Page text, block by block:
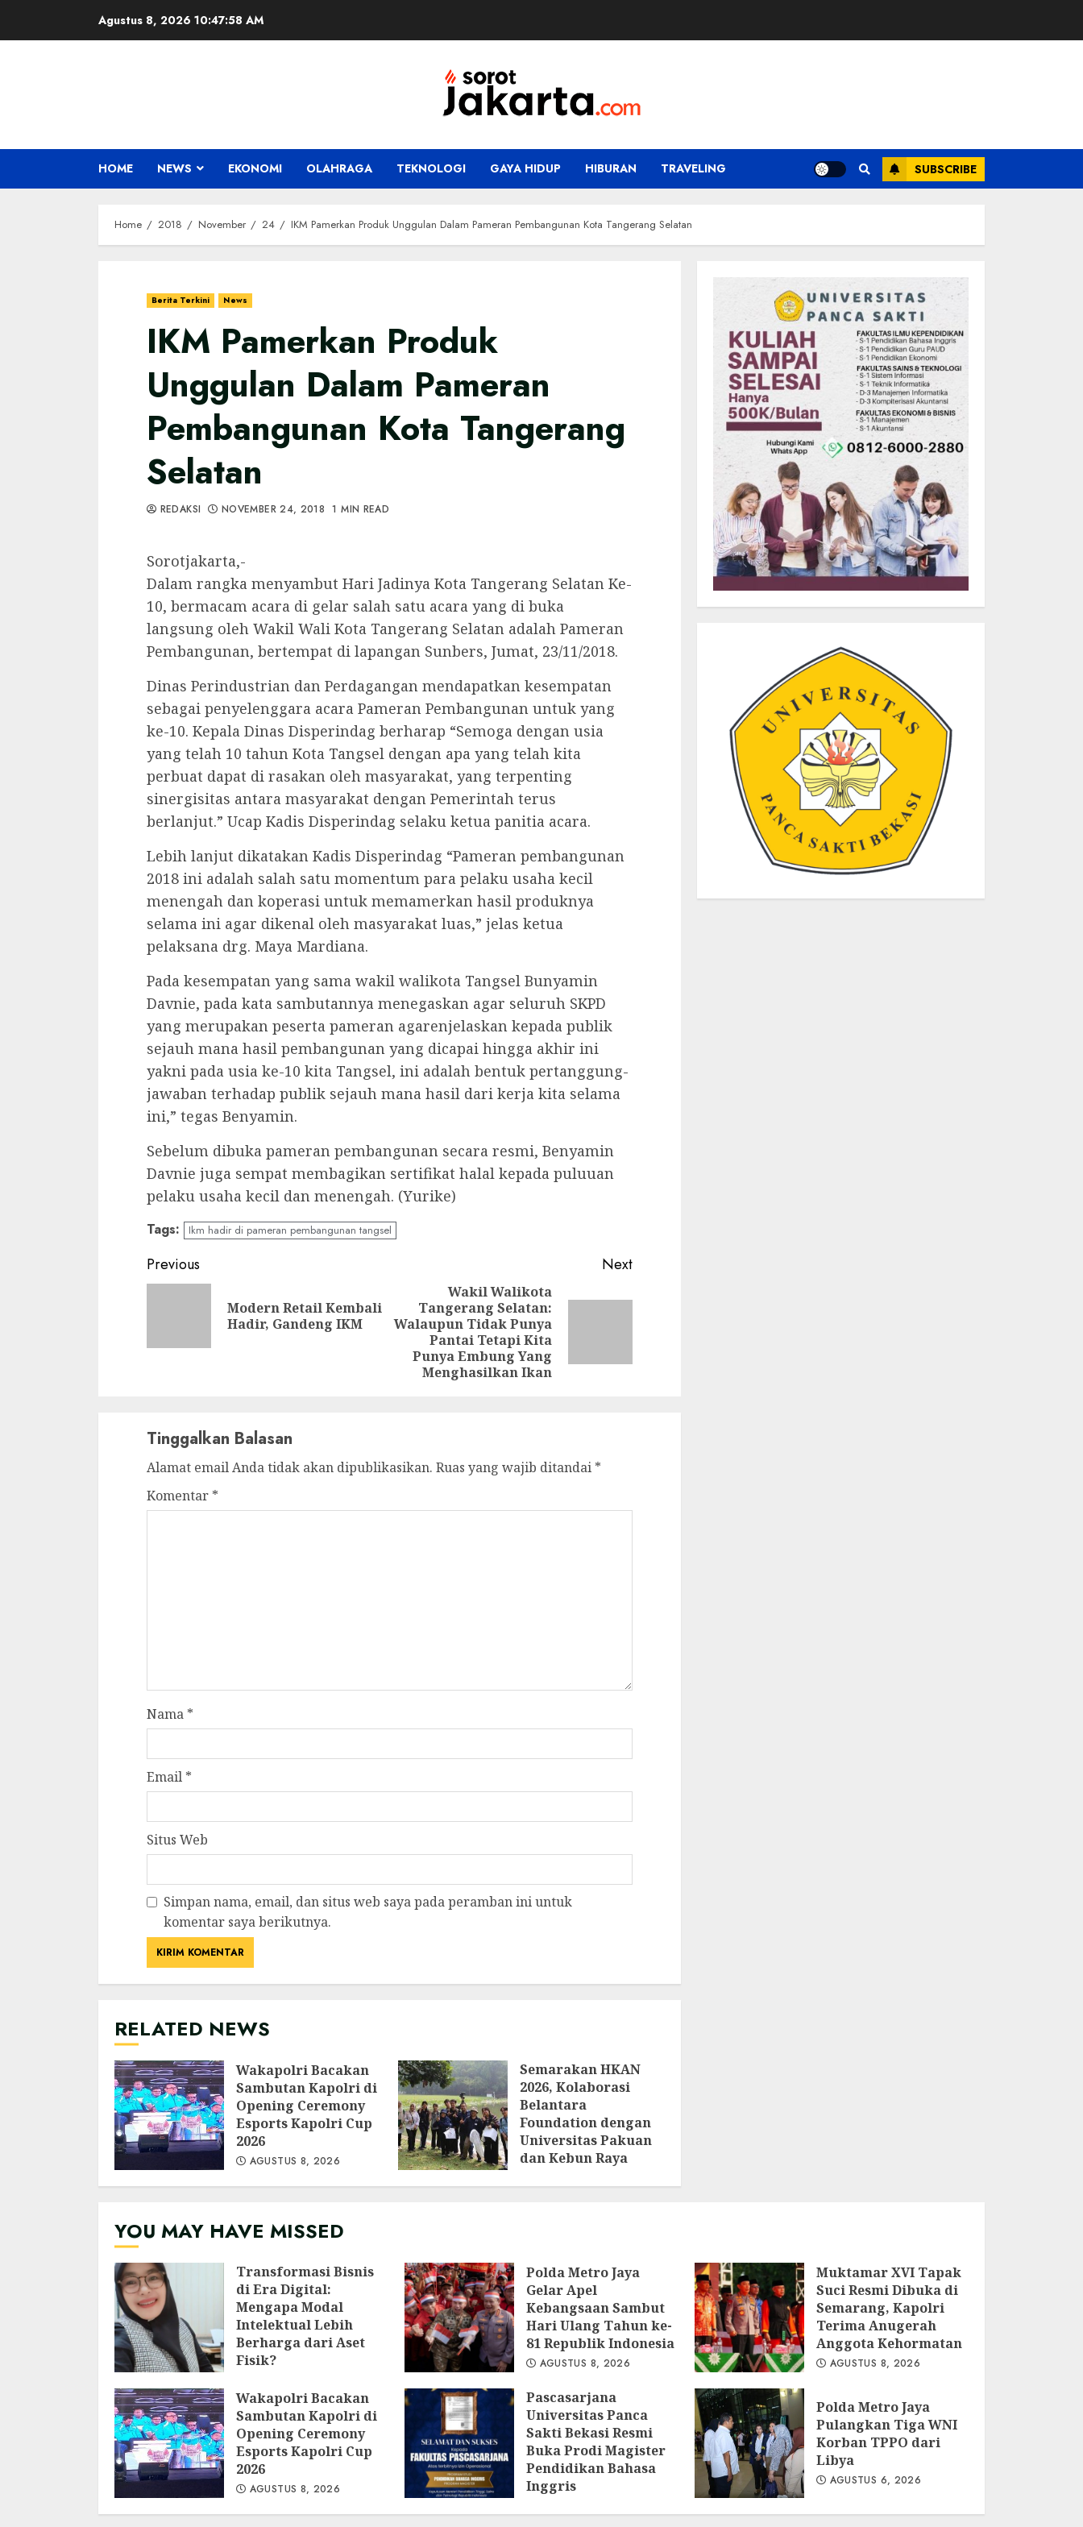
Agustus 8, 2026 10:47:59 AM
HOME NEWS EKONOMI OLAHRAGA TEKNOLOGI GAYA HIDUP HIBURAN TRAVELING SUBSCRIBE
Home 2018 November 24 IKM Pamerkan Produk Unggulan Dalam Pameran Pembangunan Kota Tangerang Selatan
Berita Terkini News
IKM Pamerkan Produk
Unggulan Dalam Pameran
Pembangunan Kota Tangerang
Selatan
REDAKSI NOVEMBER 24, 2018 1 MIN READ
Sorotjakarta,-
Dalam rangka menyambut Hari Jadinya Kota Tangerang Selatan Ke-
10, bermacam acara di gelar salah satu acara yang di buka
langsung oleh Wakil Wali Kota Tangerang Selatan adalah Pameran
Pembangunan, bertempat di lapangan Sunbers, Jumat, 23/11/2018.
Dinas Perindustrian dan Perdagangan mendapatkan kesempatan
sebagai penyelenggara acara Pameran Pembangunan untuk yang
ke-10. Kepala Dinas Disperindag berharap “Semoga dengan usia
yang telah 10 tahun Kota Tangsel dengan apa yang telah kita
perbuat dapat di rasakan oleh masyarakat, yang terpenting
sinergisitas antara masyarakat dengan Pemerintah terus
berlanjut.” Ucap Kadis Disperindag selaku ketua panitia acara.
Lebih lanjut dikatakan Kadis Disperindag “Pameran pembangunan
2018 ini adalah salah satu momentum para pelaku usaha kecil
menengah dan koperasi untuk memamerkan hasil produknya
selama ini agar dikenal oleh masyarakat luas,” jelas ketua
pelaksana drg. Maya Mardiana.
Pada kesempatan yang sama wakil walikota Tangsel Bunyamin
Davnie, pada kata sambutannya menegaskan agar seluruh SKPD
yang merupakan peserta pameran agarenjelaskan kepada publik
sejauh mana hasil pembangunan yang dicapai hingga akhir ini
yakni pada usia ke-10 kita Tangsel, ini adalah bentuk pertanggung-
jawaban terhadap publik sejauh mana hasil dari kerja kita selama
ini,” tegas Benyamin.
Sebelum dibuka pameran pembangunan secara resmi, Benyamin
Davnie juga sempat membagikan sertifikat halal kepada puluuan
pelaku usaha kecil dan menengah. (Yurike)
Tags: Ikm hadir di pameran pembangunan tangsel
Continue
Reading
Previous
Previous
post:
Modern Retail Kembali
Hadir, Gandeng IKM
Next
Next
post:
Wakil Walikota
Tangerang Selatan:
Walaupun Tidak Punya
Pantai Tetapi Kita
Punya Embung Yang
Menghasilkan Ikan
Tinggalkan Balasan
Alamat email Anda tidak akan dipublikasikan. Ruas yang wajib ditandai *
Komentar *
Nama *
Email *
Situs Web
Simpan nama, email, dan situs web saya pada peramban ini untuk
komentar saya berikutnya.
RELATED NEWS
Wakapolri Bacakan
Sambutan Kapolri di
Opening Ceremony
Esports Kapolri Cup
2026
AGUSTUS 8, 2026
Semarakan HKAN
2026, Kolaborasi
Belantara
Foundation dengan
Universitas Pakuan
dan Kebun Raya
Bogor
AGUSTUS 3, 2026
YOU MAY HAVE MISSED
Transformasi Bisnis
di Era Digital:
Mengapa Modal
Intelektual Lebih
Berharga dari Aset
Fisik?
Polda Metro Jaya
Gelar Apel
Kebangsaan Sambut
Hari Ulang Tahun ke-
81 Republik Indonesia
AGUSTUS 8, 2026
Muktamar XVI Tapak
Suci Resmi Dibuka di
Semarang, Kapolri
Terima Anugerah
Anggota Kehormatan
AGUSTUS 8, 2026
Wakapolri Bacakan
Sambutan Kapolri di
Opening Ceremony
Esports Kapolri Cup
2026
AGUSTUS 8, 2026
Pascasarjana
Universitas Panca
Sakti Bekasi Resmi
Buka Prodi Magister
Pendidikan Bahasa
Inggris
Polda Metro Jaya
Pulangkan Tiga WNI
Korban TPPO dari
Libya
AGUSTUS 6, 2026